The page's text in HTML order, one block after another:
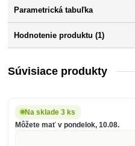
Parametrická tabuľka
Hodnotenie produktu (1)
Súvisiace produkty
Na sklade 3 ks
Môžete mať v pondelok, 10.08.